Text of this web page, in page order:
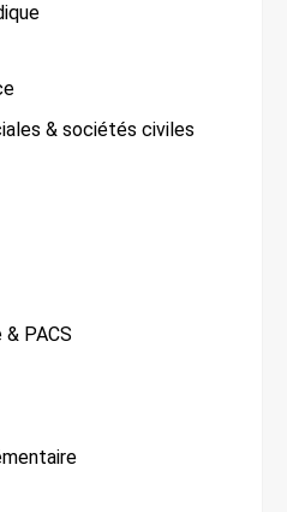
& sociétés civiles
PACS